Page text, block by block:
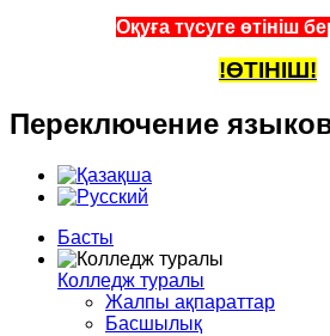
Оқуға түсуге өтініш
!ӨТІНІШ!
Переключение
Басты
Колледж туралы
Жалпы ақпараттар
Басшылық